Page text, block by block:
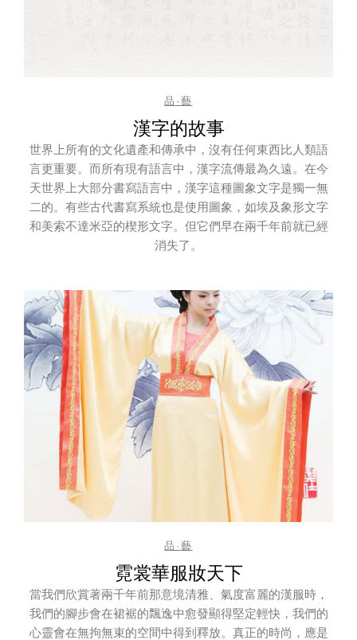
品·藝
漢字的故事
世界上所有的文化遺產和傳承中，沒有任何東西比人類語
言更重要。而所有現有語言中，漢字流傳最為久遠。在今
天世界上大部分書寫語言中，漢字這種圖象文字是獨一無
二的。有些古代書寫系統也是使用圖象，如埃及象形文字
和美索不達米亞的楔形文字。但它們早在兩千年前就已經
消失了。
品·藝
霓裳華服妝天下
當我們欣賞著兩千年前那意境清雅、氣度富麗的漢服時，
我們的腳步會在裙裾的飄逸中愈發顯得堅定輕快，我們的
心靈會在無拘無束的空間中得到釋放。真正的時尚，應是